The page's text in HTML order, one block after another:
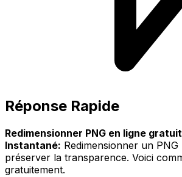
Réponse Rapide
Redimensionner PNG en ligne
Instantané: Redimensionner un PNG
préserver la transparence. Voici
gratuitement.